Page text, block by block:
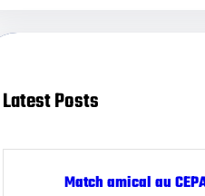
h
Latest Posts
Match amical au